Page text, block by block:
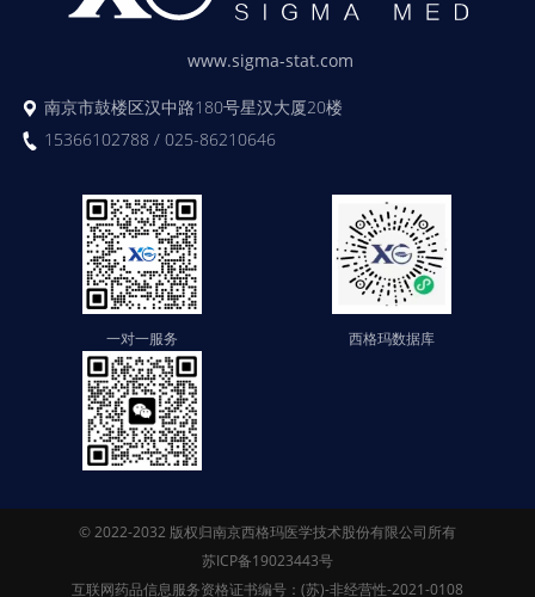
www.sigma-stat.com
南京市鼓楼区汉中路180号星汉大厦20楼
15366102788 / 025-86210646
一对一服务 西格玛数据库
© 2022-2032 版权归南京西格玛医学技术股份有限公司所有
苏ICP备19023443号
互联网药品信息服务资格证书编号：(苏)-非经营性-2021-0108